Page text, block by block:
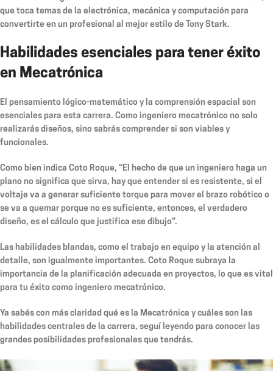
que toca temas de la electrónica, mecánica y computación para
convertirte en un profesional al mejor estilo de Tony Stark.
Habilidades esenciales para tener éxito
en Mecatrónica
El pensamiento lógico-matemático y la comprensión espacial son
esenciales para esta carrera. Como ingeniero mecatrónico no solo
realizarás diseños, sino sabrás comprender si son viables y
funcionales.
Como bien indica Coto Roque, “El hecho de que un ingeniero haga un
plano no significa que sirva, hay que entender si es resistente, si el
voltaje va a generar suficiente torque para mover el brazo robótico o
se va a quemar porque no es suficiente, entonces, el verdadero
diseño, es el cálculo que justifica ese dibujo”.
Las habilidades blandas, como el trabajo en equipo y la atención al
detalle, son igualmente importantes. Coto Roque subraya la
importancia de la planificación adecuada en proyectos, lo que es vital
para tu éxito como ingeniero mecatrónico.
Ya sabés con más claridad qué es la Mecatrónica y cuáles son las
habilidades centrales de la carrera, seguí leyendo para conocer las
grandes posibilidades profesionales que tendrás.